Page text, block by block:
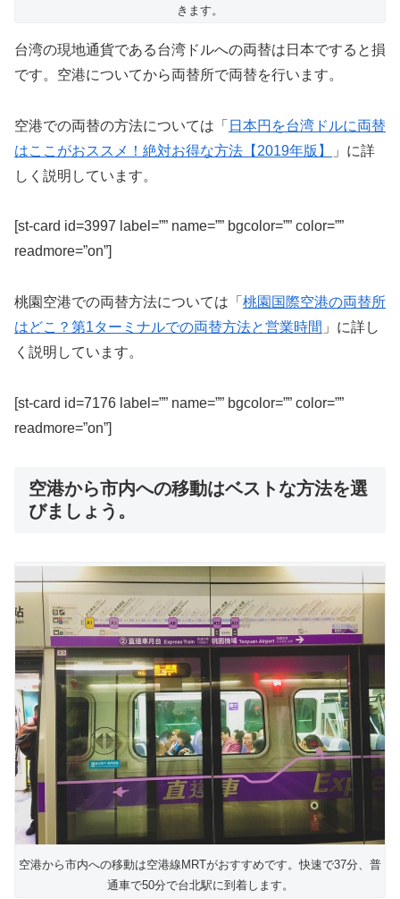
きます。
台湾の現地通貨である台湾ドルへの両替は日本ですると損
です。空港についてから両替所で両替を行います。
空港での両替の方法については「 日本円を台湾ドルに両替
はここがおススメ！絶対お得な方法【2019年版】
」に詳
しく説明しています。
[st-card id=3997 label=”” name=”” bgcolor=”” color=””
readmore=”on”]
桃園空港での両替方法については「 桃園国際空港の両替所
はどこ？第1ターミナルでの両替方法と営業時間 」に詳し
く説明しています。
[st-card id=7176 label=”” name=”” bgcolor=”” color=””
readmore=”on”]
空港から市内への移動はベストな方法を選
びましょう。
空港から市内への移動は空港線MRTがおすすめです。快速で37分、普
通車で50分で台北駅に到着します。